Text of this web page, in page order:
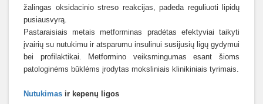
žalingas oksidacinio streso reakcijas, padeda reguliuoti lipidų
pusiausvyrą.
Pastaraisiais metais metforminas pradėtas efektyviai taikyti
įvairių su nutukimu ir atsparumu insulinui susijusių ligų gydymui
bei profilaktikai. Metformino veiksmingumas esant šioms
patologinėms būklėms įrodytas moksliniais klinikiniais tyrimais.
Nutukimas ir kepenų ligos